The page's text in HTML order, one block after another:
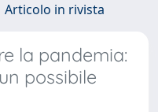
Articolo in rivista
la pandemia:
possibile